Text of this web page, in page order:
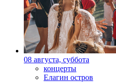
08 августа, суббота
концерты
Елагин остров